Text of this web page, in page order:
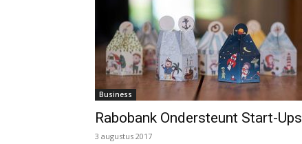
Business
Rabobank Ondersteunt Start-Ups
3 augustus 2017